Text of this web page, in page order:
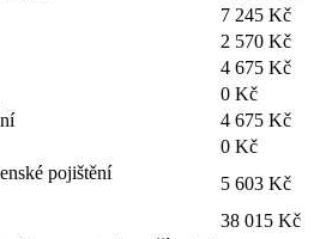
7 245 Kč
2 570 Kč
4 675 Kč
0 Kč
4 675 Kč
0 Kč
pojištění
5 603 Kč
38 015 Kč